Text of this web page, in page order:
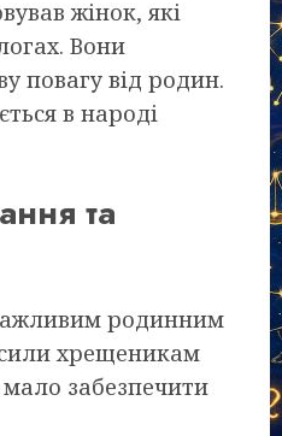
жінок, які
Вони
повагу від родин.
в народі
та
родинним
хрещеникам
забезпечити